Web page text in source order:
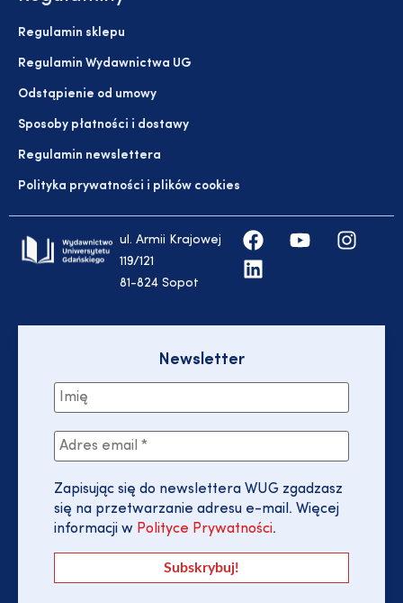
Regulamin sklepu
Regulamin Wydawnictwa UG
Odstąpienie od umowy
Sposoby płatności i dostawy
Regulamin newslettera
Polityka prywatności i plików cookies
ul. Armii Krajowej
119/121
81-824 Sopot
Newsletter
Zapisując się do newslettera WUG zgadzasz
się na przetwarzanie adresu e-mail. Więcej
informacji w Polityce Prywatności.